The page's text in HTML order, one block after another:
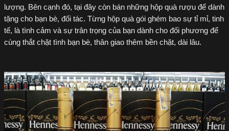
lượng. Bên cạnh đó, tại đây còn bán những hộp quà rượu để dành
tặng cho bạn bè, đối tác. Từng hộp quà gói ghém bao sự tỉ mỉ, tinh
tế, là tình cảm và sự trân trọng của bạn dành cho đối phương để
cùng thắt chặt tình bạn bè, thân giao thêm bền chặt, dài lâu.